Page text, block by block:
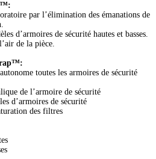
par l’élimination des émanations de
d’armoires de sécurité hautes et basses.
de la pièce.
toutes les armoires de sécurité
de l’armoire de sécurité
d’armoires de sécurité
des filtres